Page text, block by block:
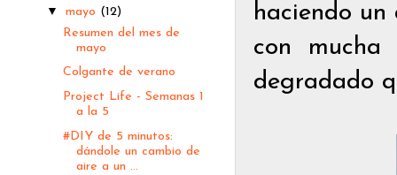
haciendo
con
degradado
▼mayo (12)
Resumen del mes de
mayo
Colgante de verano
Project Life - Semanas 1
a la 5
#DIY de 5 minutos:
dándole un cambio de
aire a un ...